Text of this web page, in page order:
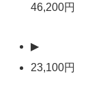
46,200円
▶
23,100円